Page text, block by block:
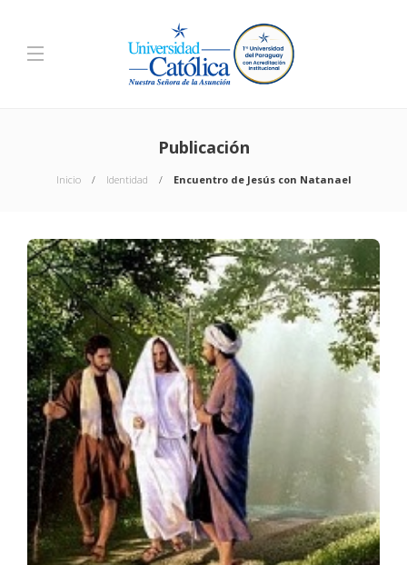
Publicación
Inicio Identidad Encuentro de Jesús con Natanael